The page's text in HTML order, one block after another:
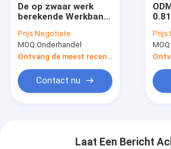
De op zwaar werk
berekende Werkbank
Garagekabinet van
ISO9001 0.81.5mm
Prijs:Negotiate
MOQ:Onderhandel
Contact nu
Prijs:
Laat Een Bericht